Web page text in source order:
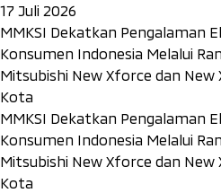
17 Juli 2026
MMKSI Dekatkan Pengalaman
Konsumen Indonesia Melalui
Mitsubishi New Xforce dan New
Kota
MMKSI Dekatkan Pengalaman
Konsumen Indonesia Melalui
Mitsubishi New Xforce dan New
Kota